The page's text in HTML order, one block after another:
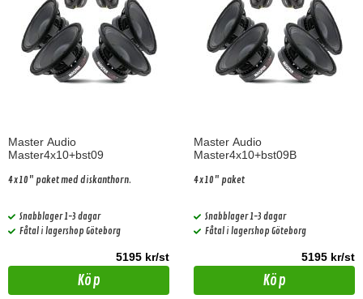
Master Audio
Master4x10+bst09
4x10" paket med diskanthorn.
Snabblager 1-3 dagar
Fåtal i lagershop Göteborg
5195 kr/st
Köp
Master Audio
Master4x10+bst09B
4x10" paket
Snabblager 1-3 dagar
Fåtal i lagershop Göteborg
5195 kr/st
Köp